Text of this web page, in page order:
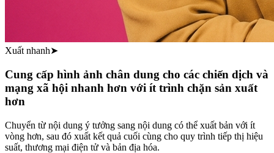
Xuất nhanh➤
Cung cấp hình ảnh chân dung cho các chiến dịch và
mạng xã hội nhanh hơn với ít trình chặn sản xuất
hơn
Chuyển từ nội dung ý tưởng sang nội dung có thể xuất bản với ít
vòng hơn, sau đó xuất kết quả cuối cùng cho quy trình tiếp thị hiệu
suất, thương mại điện tử và bản địa hóa.